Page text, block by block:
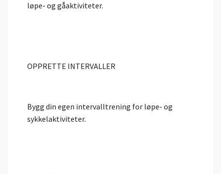
løpe- og gåaktiviteter.
OPPRETTE INTERVALLER
Bygg din egen intervalltrening for løpe- og
sykkelaktiviteter.